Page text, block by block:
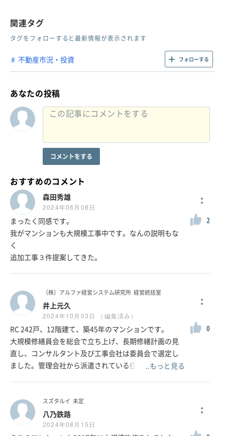
関連タグ
タグをフォローすると最新情報が表示されます
不動産市況・投資 フォローする
あなたの投稿
コメントをする
おすすめのコメント
森田秀雄
2024年06月08日
まったく同感です。
我がマンションも大規模工事中です。なんの説明もな
く
追加工事３件提案してきた。
2
（株）アルファ経営システム研究所 経営統括室
井上元久
2024年10月03日 （編集済み）
RC 242戸、12階建て、築45年のマンションです。
大規模修繕員会を総会で立ち上げ、長期修繕計画の見
直し、コンサルタント及び工事会社は委員会で選定し
ました。管理会社から派遣されている住み込みの管理
になる使命感のあるメンバーが2人～3人おれば、実現
できます。
..もっと見る
0
スズタルイ 未定
八乃鉄路
2024年08月15日